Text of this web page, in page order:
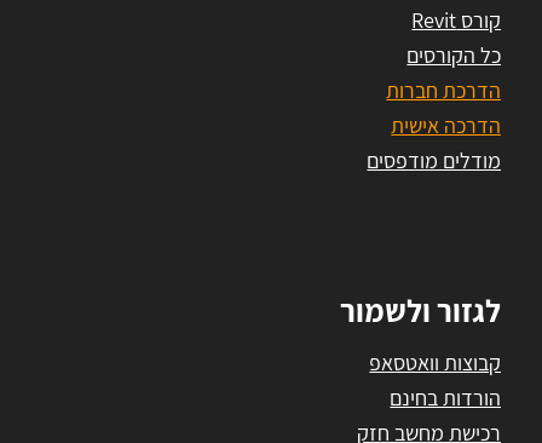
קורס Revit
כל הקורסים
הדרכת חברות
הדרכה אישית
מודלים מודפסים
לגזור ולשמור
קבוצות וואטסאפ
הורדות בחינם
רכישת מחשב חזק